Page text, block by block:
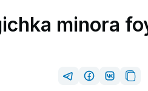
minora